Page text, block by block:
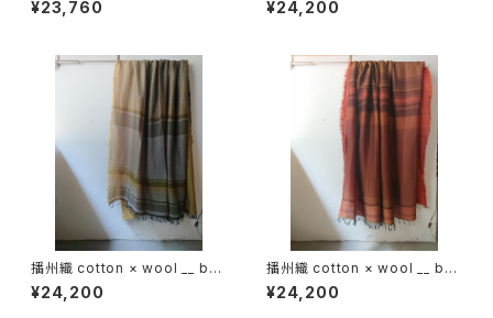
¥23,760 ¥24,200
播州織 cotton × wool __ bor
der 220-120 花灯路GK
¥24,200
播州織 cotton × wool __ bor
der 220-120 落葉GK
¥24,200